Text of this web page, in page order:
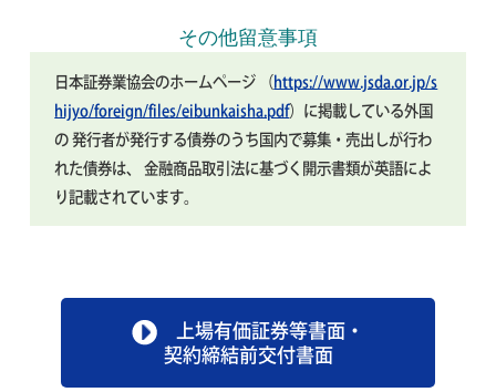
その他留意事項
日本証券業協会のホームページ （ https://www.jsda.or.jp/s
hijyo/foreign/files/eibunkaisha.pdf）に掲載している外国
の 発行者が発行する債券のうち国内で募集・売出しが行わ
れた債券は、
金融商品取引法に基づく開示書類が英語によ
り記載されています。
上場有価証券等書面・
契約締結前交付書面